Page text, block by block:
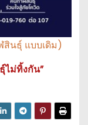
สินธุ์ แบบเดิม)
ไม่ทิ้งกัน”